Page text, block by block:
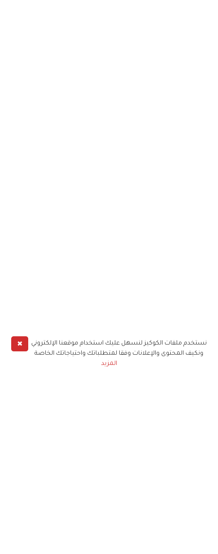
✖
نستخدم ملفات الكوكيز لنسهل عليك استخدام موقعنا الإلكتروني
ونكيف المحتوى والإعلانات وفقا لمتطلباتك واحتياجاتك الخاصة
المزيد